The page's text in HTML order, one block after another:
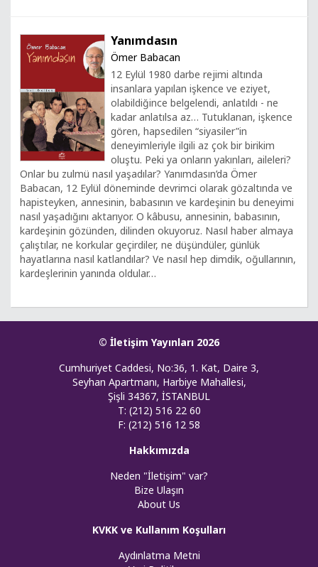
Yanımdasın
Ömer Babacan
12 Eylül 1980 darbe rejimi altında
insanlara yapılan işkence ve eziyet,
olabildiğince belgelendi, anlatıldı - ne
kadar anlatılsa az… Tutuklanan, işkence
gören, hapsedilen “siyasiler”in
deneyimleriyle ilgili az çok bir birikim
oluştu. Peki ya onların yakınları, aileleri?
Onlar bu zulmü nasıl yaşadılar? Yanımdasın’da Ömer
Babacan, 12 Eylül döneminde devrimci olarak gözaltında ve
hapisteyken, annesinin, babasının ve kardeşinin bu deneyimi
nasıl yaşadığını aktarıyor. O kâbusu, annesinin, babasının,
kardeşinin gözünden, dilinden okuyoruz. Nasıl haber almaya
çalıştılar, ne korkular geçirdiler, ne düşündüler, günlük
hayatlarına nasıl katlandılar? Ve nasıl hep dimdik, oğullarının,
kardeşlerinin yanında oldular…
© İletişim Yayınları 2026
Cumhuriyet Caddesi, No:36, 1. Kat, Daire 3,
Seyhan Apartmanı, Harbiye Mahallesi,
Şişli 34367, İSTANBUL
T: (212) 516 22 60
F: (212) 516 12 58
Hakkımızda
Neden "İletişim" var?
Bize Ulaşın
About Us
KVKK ve Kullanım Koşulları
Aydınlatma Metni